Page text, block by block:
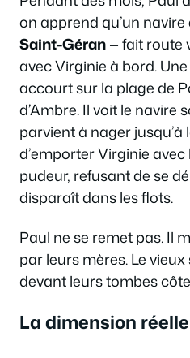
on apprend qu’un
Saint-Géran— fait route
avec Virginie à bord.
accourt sur la plage de
d’Ambre. Il voit le navire
parvient à nager
d’emporter Virginie
pudeur, refusant de se
disparaît dans les flots.
Paul ne se remet pas. Il
par leurs mères. Le
devant leurs tombes
La dimension